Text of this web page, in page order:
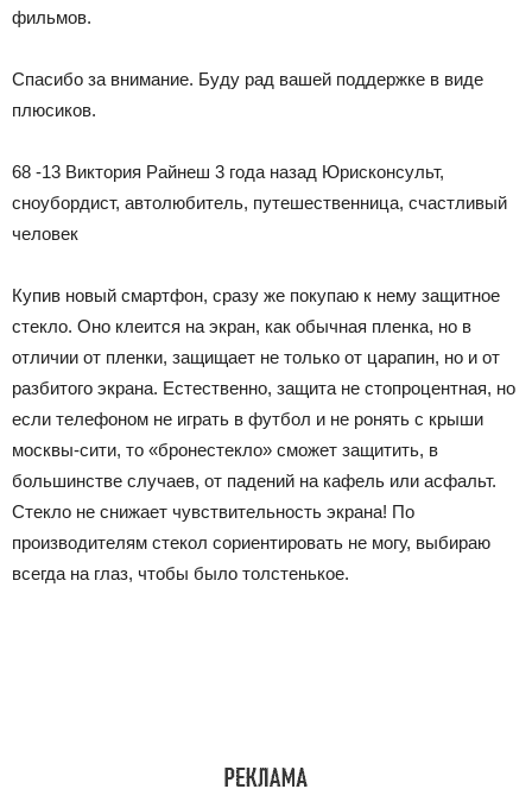
фильмов.
Спасибо за внимание. Буду рад вашей поддержке в виде
плюсиков.
68 -13 Виктория Райнеш 3 года назад Юрисконсульт,
сноубордист, автолюбитель, путешественница, счастливый
человек
Купив новый смартфон, сразу же покупаю к нему защитное
стекло. Оно клеится на экран, как обычная пленка, но в
отличии от пленки, защищает не только от царапин, но и от
разбитого экрана. Естественно, защита не стопроцентная, но
если телефоном не играть в футбол и не ронять с крыши
москвы-сити, то «бронестекло» сможет защитить, в
большинстве случаев, от падений на кафель или асфальт.
Стекло не снижает чувствительность экрана! По
производителям стекол сориентировать не могу, выбираю
всегда на глаз, чтобы было толстенькое.